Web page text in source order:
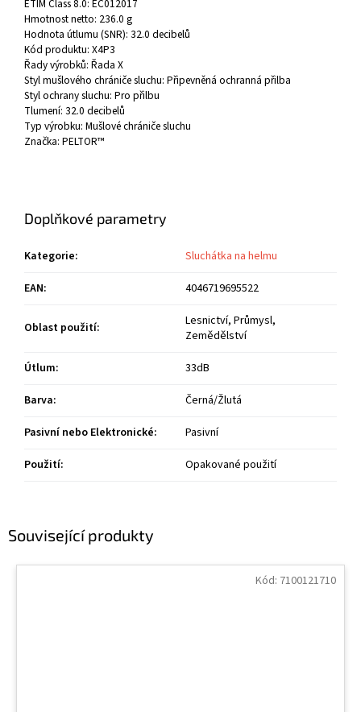
Související produkty
Kód: 7100121710
ETIM Class 8.0: EC012017
Hmotnost netto: 236.0 g
Hodnota útlumu (SNR): 32.0 decibelů
Kód produktu: X4P3
Řady výrobků: Řada X
Styl mušlového chrániče sluchu: Připevněná ochranná přilba
Styl ochrany sluchu: Pro přilbu
Tlumení: 32.0 decibelů
Typ výrobku: Mušlové chrániče sluchu
Značka: PELTOR™
Doplňkové parametry
Kategorie:
Sluchátka na helmu
EAN: 4046719695522
Oblast použití:
Lesnictví, Průmysl,
Zemědělství
Útlum:
33dB
Barva:
Černá/Žlutá
Pasivní nebo Elektronické:
Pasivní
Použití: Opakované použití